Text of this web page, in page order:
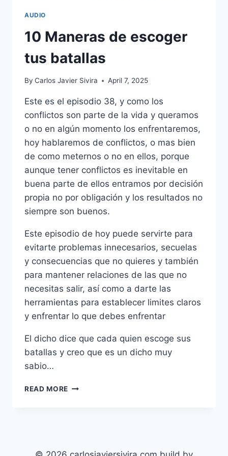
AUDIO
10 Maneras de escoger
tus batallas
By Carlos Javier Sivira April 7, 2025
Este es el episodio 38, y como los
conflictos son parte de la vida y queramos
o no en algún momento los enfrentaremos,
hoy hablaremos de conflictos, o mas bien
de como meternos o no en ellos, porque
aunque tener conflictos es inevitable en
buena parte de ellos entramos por decisión
propia no por obligación y los resultados no
siempre son buenos.
Este episodio de hoy puede servirte para
evitarte problemas innecesarios, secuelas
y consecuencias que no quieres y también
para mantener relaciones de las que no
necesitas salir, así como a darte las
herramientas para establecer limites claros
y enfrentar lo que debes enfrentar
El dicho dice que cada quien escoge sus
batallas y creo que es un dicho muy
sabio…
READ MORE 10